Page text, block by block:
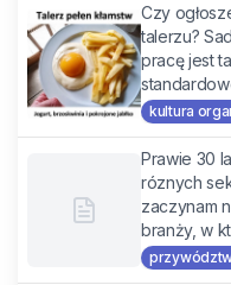
Czy
talerzu?
pracę jest
kultura
Prawie 30
róznych
zaczynam
branży, w